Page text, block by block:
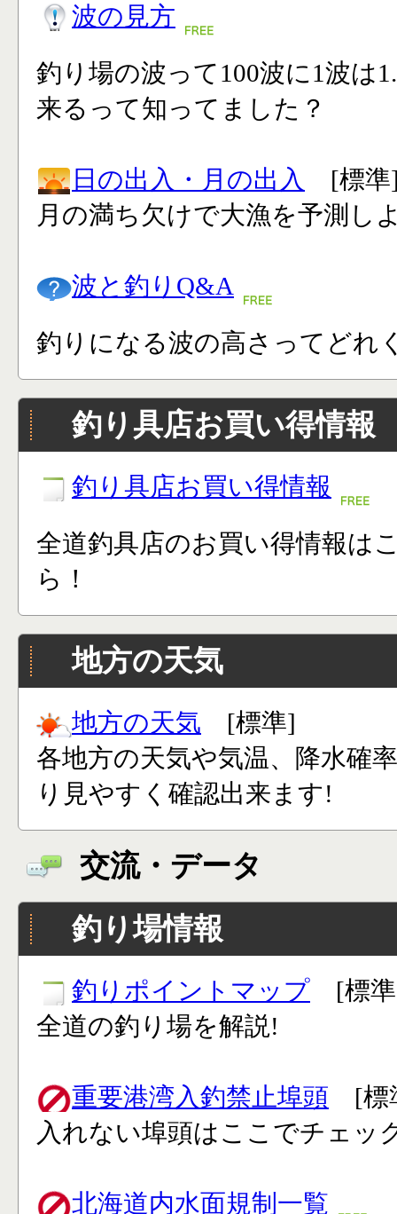
波の見方
釣り場の波って100波に1波は
来るって知ってました？
日の出入・月の出入
[標準
月の満ち欠けで大漁を予測し
波と釣りQ&A
釣りになる波の高さってどれ
釣り具店お買い得情報
釣り具店お買い得情報
全道釣具店のお買い得情報は
ら！
地方の天気
地方の天気 [標準]
各地方の天気や気温、降水確
り見やすく確認出来ます!
交流・データ
釣り場情報
釣りポイントマップ [標
全道の釣り場を解説!
重要港湾入釣禁止埠頭 [標
入れない埠頭はここでチェッ
北海道内水面規制一覧